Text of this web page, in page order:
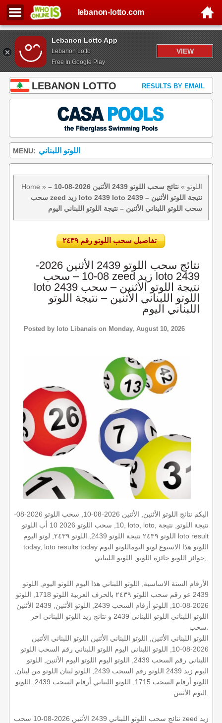
Lebanon Lotto App
Lebanon Lotto
Free In Google Play
VIEW
lebanon-lotto.com
LEBANON LOTTO RESULTS BY EMAIL
MENU: اللوتو اللبناني
Home » اللوتو »
نتائج سحب اللوتو 2439 الأثنين 2026-08-10 –
سحب zeed زيد loto 2439 loto 2439 نتيجة اللوتو الأثنين –
سحب اللوتو اللبناني الأثنين – نتيجة اللوتو اللبناني اليوم
تفاصيل سحب اللوتو رقم ٢٤٣٩
نتائج سحب اللوتو 2439 الأثنين 2026-
08-10 – سحب zeed زيد loto 2439
loto 2439 نتيجة اللوتو الأثنين – سحب
اللوتو اللبناني الأثنين – نتيجة اللوتو
اللبناني اليوم
Posted by loto Libanaison Monday, August 10, 2026
اليكم نتائج اللوتو الأثنين, الأثنين 2026-08-10, سحب اللوتو 2026-08-
10, سحب اللوتو 2026 10 أب اللوتو, loto, loto, نتيجة اللوتو, نتيجة
اللوتو ٢٤٣٩ نتيجة اللوتو 2439, اللوتو ٢٤٣٩, لوتو اليوم loto result
today, loto results today اللوتو هذا الاسبوع لوتو اليوماللوتو اليوم
الأرقام الستة الاساسية, اللوتو اللبناني هذا اليوم اللوتو اليوم, اللوتو
2439 عو رقم سحب اللوتو ٢٤٣٩ بالحرف العربية اللوتو 1718, اللوتو
2026-08-10, اللوتو أرقام السحب 2439, اللوتو الأثنين, 2439 الأثنين
اللوتو اللبناني اللوتو اللبناني 2439 و نتائج زيد اللوتو اللبناني اخر
اللوتو اللبناني الأثنين, اللوتو اللبناني الأثنين اللوتو اللبناني الأثنين
2026-08-10, اللوتو اللبناني اليوم اللوتو اللبناني رقم السحب اللوتو
اللبناني رقم السحب 2439, اللوتو اليوم اللوتو اليوم الأثنين, اللوتو
اليوم زيد 2439 اللوتو رقم السحب 2439, اللوتو لبنان اللوتو من لبنان,
اللوتو أرقام السحب 1715, اللوتو اللبناني أرقام السحب 2439, اللوتو
نتائج سحب اللوتو اللبناني 2439 الأثنين 2026-08-10 سحب zeed زيد